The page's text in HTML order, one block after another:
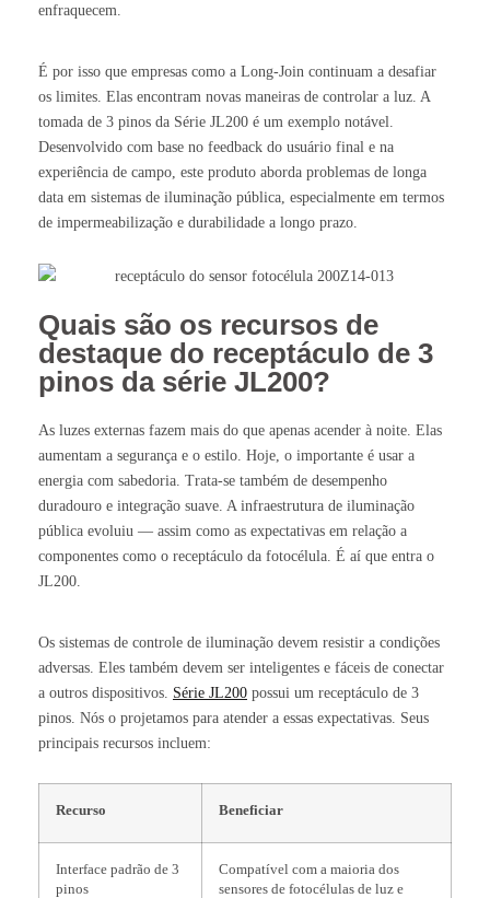
enfraquecem.
É por isso que empresas como a Long-Join continuam a desafiar
os limites. Elas encontram novas maneiras de controlar a luz. A
tomada de 3 pinos da Série JL200 é um exemplo notável.
Desenvolvido com base no feedback do usuário final e na
experiência de campo, este produto aborda problemas de longa
data em sistemas de iluminação pública, especialmente em termos
de impermeabilização e durabilidade a longo prazo.
Quais são os recursos de
destaque do receptáculo de 3
pinos da série JL200?
As luzes externas fazem mais do que apenas acender à noite. Elas
aumentam a segurança e o estilo. Hoje, o importante é usar a
energia com sabedoria. Trata-se também de desempenho
duradouro e integração suave. A infraestrutura de iluminação
pública evoluiu — assim como as expectativas em relação a
componentes como o receptáculo da fotocélula. É aí que entra o
JL200.
Os sistemas de controle de iluminação devem resistir a condições
adversas. Eles também devem ser inteligentes e fáceis de conectar
a outros dispositivos. Série JL200 possui um receptáculo de 3
pinos. Nós o projetamos para atender a essas expectativas. Seus
principais recursos incluem:
Recurso Beneficiar
Interface padrão de 3
pinos
Compatível com a maioria dos
sensores de fotocélulas de luz e